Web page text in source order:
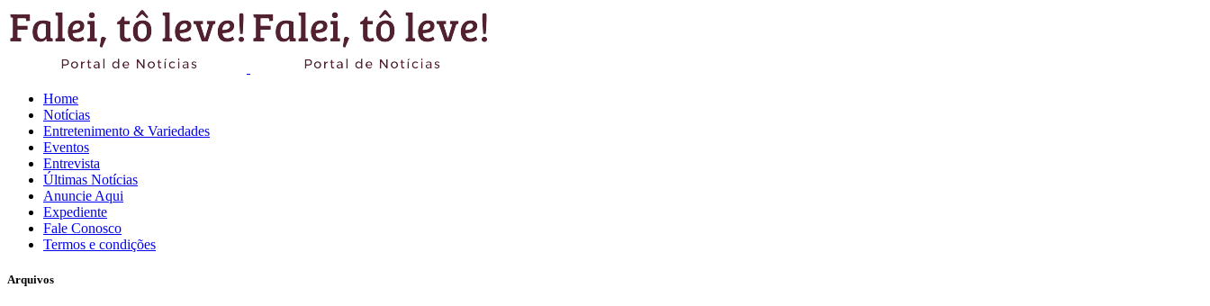
Home
Notícias
Entretenimento & Variedades
Eventos
Entrevista
Últimas Notícias
Anuncie Aqui
Expediente
Fale Conosco
Termos e condições
Arquivos